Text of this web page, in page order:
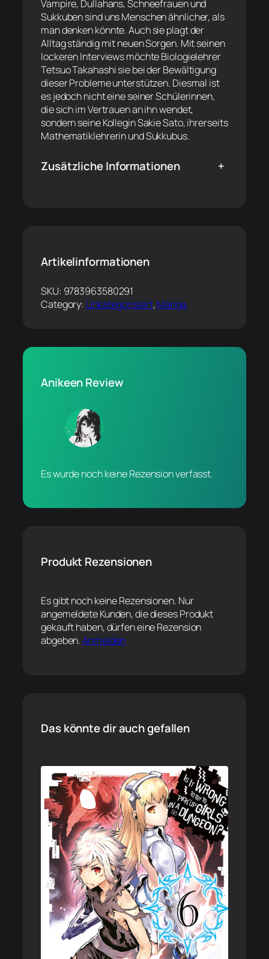
Vampire, Dullahans, Schneefrauen und
Sukkuben sind uns Menschen ähnlicher, als
man denken könnte. Auch sie plagt der
Alltag ständig mit neuen Sorgen. Mit seinen
lockeren Interviews möchte Biologielehrer
Tetsuo Takahashi sie bei der Bewältigung
dieser Probleme unterstützen. Diesmal ist
es jedoch nicht eine seiner Schülerinnen,
die sich im Vertrauen an ihn wendet,
sondern seine Kollegin Sakie Sato, ihrerseits
Mathematiklehrerin und Sukkubus.
Zusätzliche Informationen +
Artikelinformationen
SKU: 9783963580291
Category: Unkategorisiert, Manga
Anikeen Review
Es wurde noch keine Rezension verfasst.
Produkt Rezensionen
Es gibt noch keine Rezensionen. Nur
angemeldete Kunden, die dieses Produkt
gekauft haben, dürfen eine Rezension
abgeben.Anmelden
Das könnte dir auch gefallen